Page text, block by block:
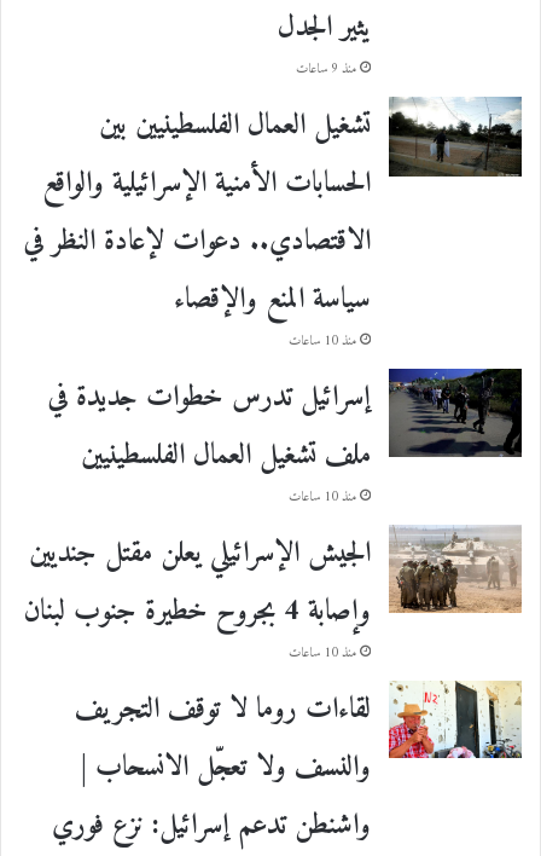
يثير الجدل
منذ 9 ساعات
تشغيل العمال الفلسطينيين بين
الحسابات الأمنية الإسرائيلية والواقع
الاقتصادي.. دعوات لإعادة النظر في
سياسة المنع والإقصاء
منذ 10 ساعات
إسرائيل تدرس خطوات جديدة في
ملف تشغيل العمال الفلسطينيين
منذ 10 ساعات
الجيش الإسرائيلي يعلن مقتل جنديين
وإصابة 4 بجروح خطيرة جنوب لبنان
منذ 10 ساعات
لقاءات روما لا توقف التجريف
والنسف ولا تعجّل الانسحاب |
واشنطن تدعم إسرائيل: نزع فوري